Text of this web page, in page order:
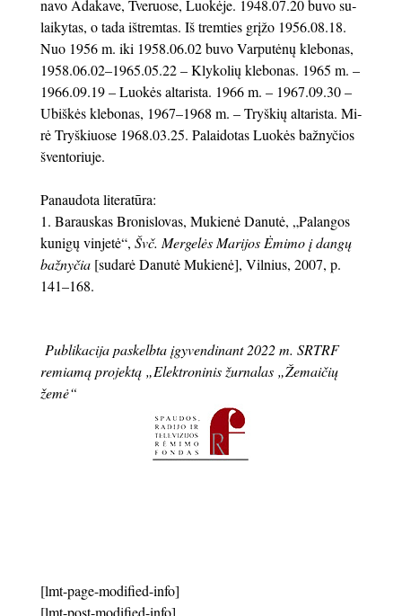
na­vo Ada­ka­ve, Tve­ruo­se, Luo­kė­je. 1948.07.20 bu­vo su­
lai­ky­tas, o tada iš­trem­tas. Iš trem­ties grį­žo 1956.08.18.
Nuo 1956 m. iki 1958.06.02 bu­vo Var­pu­tė­nų kle­bo­nas,
1958.06.02–1965.05.22 – Kly­ko­lių kle­bo­nas. 1965 m. –
1966.09.19 – Luo­kės al­ta­ris­ta. 1966 m. – 1967.09.30 –
Ubiš­kės kle­bo­nas, 1967–1968 m. – Tryš­kių al­ta­ris­ta. Mi­
rė Tryš­kiuo­se 1968.03.25. Pa­lai­do­tas Luo­kės baž­ny­čios
šven­to­riu­je.
Panaudota literatūra:
Barauskas Bronislovas, Mukienė Danutė, „Palangos
kunigų vinjetė“, Švč. Mergelės Marijos Ėmimo į dangų
bažnyčia[sudarė Danutė Mukienė], Vilnius, 2007, p.
141–168.
Publikacija paskelbta įgyvendinant 2022 m. SRTRF
remiamą projektą „Elektroninis žurnalas „Žemaičių
žemė“
[lmt-page-modified-info]
[lmt-post-modified-info]